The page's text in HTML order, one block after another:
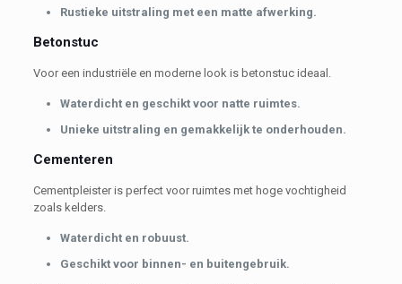
Rustieke uitstraling met een matte afwerking.
Betonstuc
Voor een industriële en moderne look is betonstuc ideaal.
Waterdicht en geschikt voor natte ruimtes.
Unieke uitstraling en gemakkelijk te onderhouden.
Cementeren
Cementpleister is perfect voor ruimtes met hoge vochtigheid
zoals kelders.
Waterdicht en robuust.
Geschikt voor binnen- en buitengebruik.